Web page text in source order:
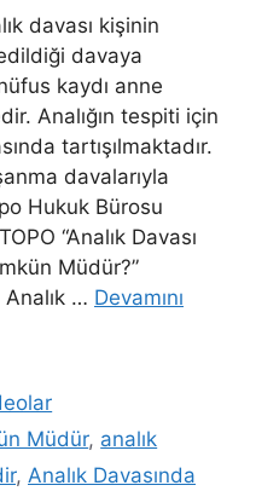
davası kişinin
davaya
kaydı anne
Analığın tespiti için
tartışılmaktadır.
davalarıyla
Hukuk Bürosu
“Analık Davası
Müdür?”
Analık … Devamını
Müdür, analık
, Analık Davasında